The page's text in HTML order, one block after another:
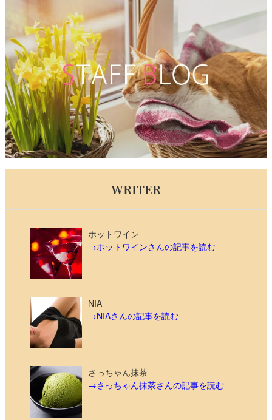
WRITER
ホットワイン
→ホットワインさんの記事を読む
NIA
→NIAさんの記事を読む
さっちゃん抹茶
→さっちゃん抹茶さんの記事を読む